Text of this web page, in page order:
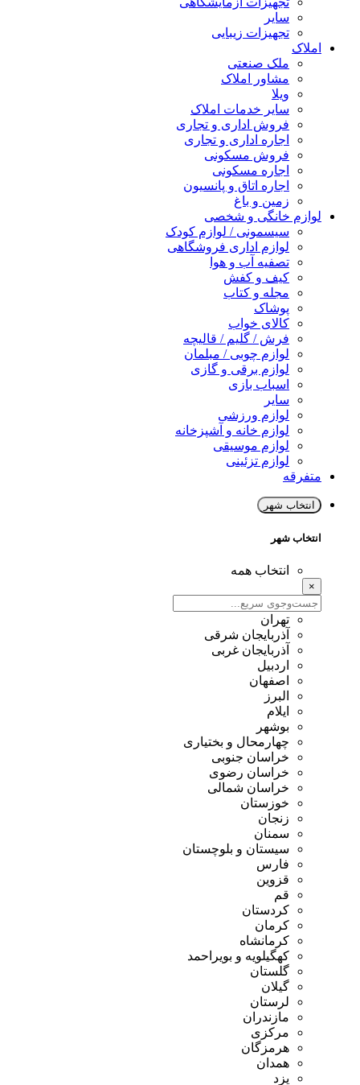
سایر
تجهیزات زیبایی
املاک
ملک صنعتی
مشاور املاک
ویلا
سایر خدمات املاک
فروش اداری و تجاری
اجاره اداری و تجاری
فروش مسکونی
اجاره مسکونی
اجاره اتاق و پانسیون
زمین و باغ
لوازم خانگی و شخصی
سیسمونی / لوازم کودک
لوازم اداری فروشگاهی
تصفیه آب و هوا
کیف و کفش
مجله و کتاب
پوشاک
کالای خواب
فرش / گلیم / قالیچه
لوازم چوبی / مبلمان
لوازم برقی و گازی
اسباب بازی
سایر
لوازم ورزشی
لوازم خانه و آشپزخانه
لوازم موسیقی
لوازم تزئینی
متفرقه
انتخاب شهر
انتخاب شهر
انتخاب همه
×
تهران
آذربایجان شرقی
آذربایجان غربی
اردبیل
اصفهان
البرز
ایلام
بوشهر
چهارمحال و بختیاری
خراسان جنوبی
خراسان رضوی
خراسان شمالی
خوزستان
زنجان
سمنان
سیستان و بلوچستان
فارس
قزوین
قم
کردستان
کرمان
کرمانشاه
کهگیلویه و بویراحمد
گلستان
گیلان
لرستان
مازندران
مرکزی
هرمزگان
همدان
یزد